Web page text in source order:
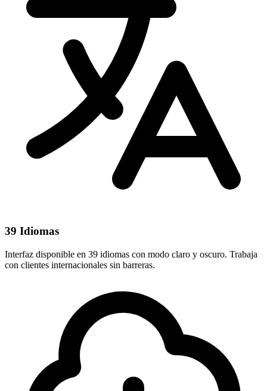
39 Idiomas
Interfaz disponible en 39 idiomas con modo claro y oscuro. Trabaja
con clientes internacionales sin barreras.